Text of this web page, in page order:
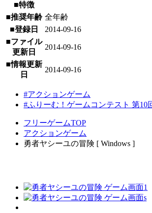
■特徴
■推奨年齢 全年齢
■登録日
2014-09-16
■ファイル
更新日
2014-09-16
■情報更新
日
2014-09-16
#アクションゲーム
#ふりーむ！ゲームコンテスト 第10
フリーゲームTOP
アクションゲーム
勇者ヤシーユの冒険 [ Windows ]